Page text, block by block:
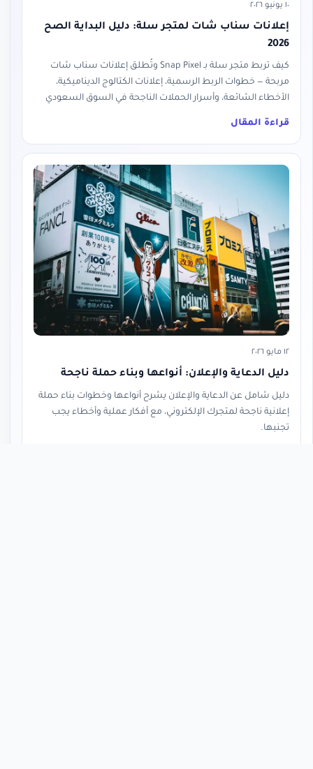
١٠ يونيو ٢٠٢٦
إعلانات سناب شات لمتجر سلة: دليل البداية الصح
2026
كيف تربط متجر سلة بـ Snap Pixel وتُطلق إعلانات سناب شات
مربحة — خطوات الربط الرسمية، إعلانات الكتالوج الديناميكية،
الأخطاء الشائعة، وأسرار الحملات الناجحة في السوق السعودي
قراءة المقال
١٢ مايو ٢٠٢٦
دليل الدعاية والإعلان: أنواعها وبناء حملة ناجحة
دليل شامل عن الدعاية والإعلان يشرح أنواعها وخطوات بناء حملة
إعلانية ناجحة لمتجرك الإلكتروني، مع أفكار عملية وأخطاء يجب
تجنبها.